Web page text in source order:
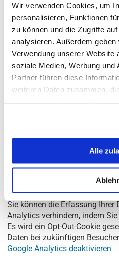
Wir verwenden Cookies, um
personalisieren, Funktionen
zu können und die Zugriffe
analysieren. Außerdem
Verwendung unserer Website
soziale Medien, Werbung und
Partner führen diese
weiteren Daten zusammen,
Alle
Browser Plugin
Sie können die Speicherung
entsprechende Einstellung
verhindern; wir weisen Sie
diesem Fall gegebenenfalls
dieser Website vollumfänglich
können darüber hinaus die
Verarbeitung dieser Daten
Plugin herunterladen und
https://tools.google.com/
Widerspruch gegen
Sie können die Erfassung Ihrer
Analytics verhindern, indem
Es wird ein Opt-Out-Cookie
Daten bei zukünftigen
Google Analytics deaktivieren